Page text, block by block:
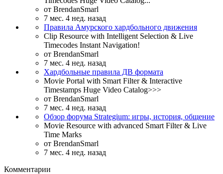
от BrendanSmarl
7 мес. 4 нед. назад
Правила Амурского хардбольного движения
Clip Resource with Intelligent Selection & Live
Timecodes Instant Navigation!
от BrendanSmarl
7 мес. 4 нед. назад
Хардбольные правила ДВ формата
Movie Portal with Smart Filter & Interactive
Timestamps Huge Video Catalog>>>
от BrendanSmarl
7 мес. 4 нед. назад
Обзор форума Strategium: игры, история, общение
Movie Resource with advanced Smart Filter & Live
Time Marks
от BrendanSmarl
7 мес. 4 нед. назад
Комментарии